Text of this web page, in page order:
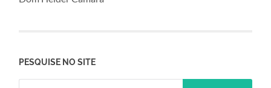
PESQUISE NO SITE